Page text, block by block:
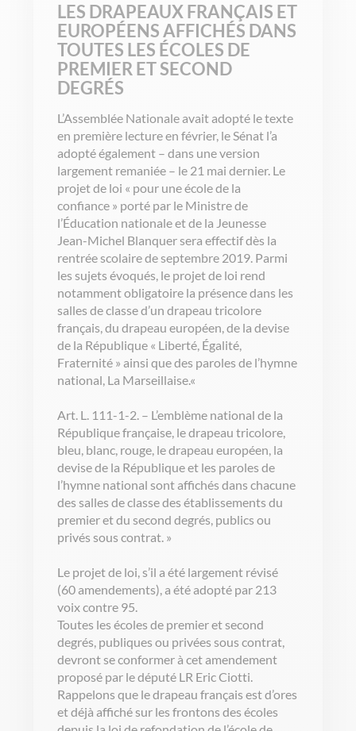
LES DRAPEAUX FRANÇAIS ET
EUROPÉENS AFFICHÉS DANS
TOUTES LES ÉCOLES DE
PREMIER ET SECOND
DEGRÉS
L’Assemblée Nationale avait adopté le texte
en première lecture en février, le Sénat l’a
adopté également – dans une version
largement remaniée – le 21 mai dernier. Le
projet de loi « pour une école de la
confiance » porté par le Ministre de
l’Éducation nationale et de la Jeunesse
Jean-Michel Blanquer sera effectif dès la
rentrée scolaire de septembre 2019. Parmi
les sujets évoqués, le projet de loi rend
notamment obligatoire la présence dans les
salles de classe d’un drapeau tricolore
français, du drapeau européen, de la devise
de la République « Liberté, Égalité,
Fraternité » ainsi que des paroles de l’hymne
national, La Marseillaise.«
Art. L. 111-1-2. – L’emblème national de la
République française, le drapeau tricolore,
bleu, blanc, rouge, le drapeau européen, la
devise de la République et les paroles de
l’hymne national sont affichés dans chacune
des salles de classe des établissements du
premier et du second degrés, publics ou
privés sous contrat. »
Le projet de loi, s’il a été largement révisé
(60 amendements), a été adopté par 213
voix contre 95.
Toutes les écoles de premier et second
degrés, publiques ou privées sous contrat,
devront se conformer à cet amendement
proposé par le député LR Eric Ciotti.
Rappelons que le drapeau français est d’ores
et déjà affiché sur les frontons des écoles